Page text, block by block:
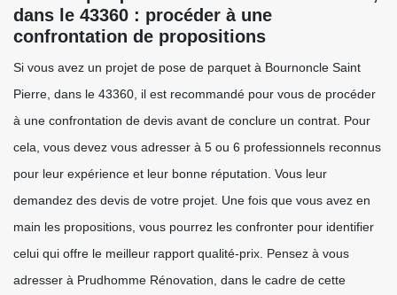
dans le 43360 : procéder à une
confrontation de propositions
Si vous avez un projet de pose de parquet à Bournoncle Saint
Pierre, dans le 43360, il est recommandé pour vous de procéder
à une confrontation de devis avant de conclure un contrat. Pour
cela, vous devez vous adresser à 5 ou 6 professionnels reconnus
pour leur expérience et leur bonne réputation. Vous leur
demandez des devis de votre projet. Une fois que vous avez en
main les propositions, vous pourrez les confronter pour identifier
celui qui offre le meilleur rapport qualité-prix. Pensez à vous
adresser à Prudhomme Rénovation, dans le cadre de cette